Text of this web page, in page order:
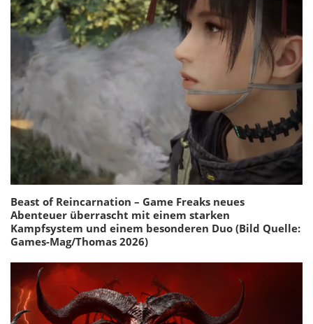
Beast of Reincarnation – Game Freaks neues
Abenteuer überrascht mit einem starken
Kampfsystem und einem besonderen Duo (Bild Quelle:
Games-Mag/Thomas 2026)